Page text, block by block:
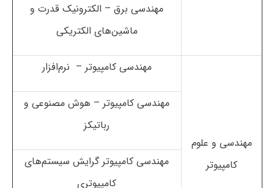
مهندسی برق – الکترونیک قدرت و
ماشین‌های الکتریکی
مهندسی و علوم
کامپیوتر
مهندسی کامپیوتر – نرم‌افزار
مهندسی کامپیوتر – هوش مصنوعی و
رباتیکز
مهندسی کامپیوتر گرایش سیستم‌های
کامپیوتری